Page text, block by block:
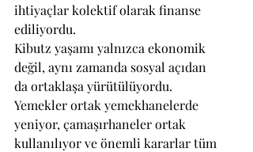
ihtiyaçlar kolektif olarak finanse
ediliyordu.
Kibutz yaşamı yalnızca ekonomik
değil, aynı zamanda sosyal açıdan
da ortaklaşa yürütülüyordu.
Yemekler ortak yemekhanelerde
yeniyor, çamaşırhaneler ortak
kullanılıyor ve önemli kararlar tüm